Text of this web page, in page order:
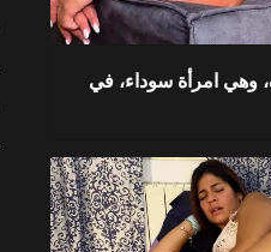
وهي امرأة سوداء، في